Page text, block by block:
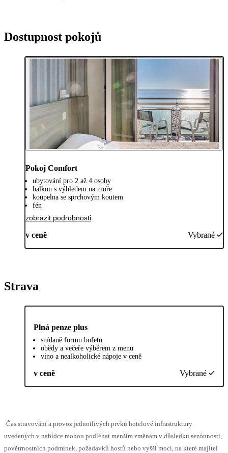
Dostupnost pokojů
Pokoj Comfort
ubytování pro 2 až 4 osoby
balkon s výhledem na moře
koupelna se sprchovým koutem
fén
zobrazit podrobnosti
v ceně Vybrané
Strava
Plná penze plus
snídaně formu bufetu
obědy a večeře výběrem z menu
víno a nealkoholické nápoje v ceně
v ceně Vybrané
Čas stravování a provoz jednotlivých prvků hotelové infrastruktury
uvedených v nabídce mohou podléhat menším změnám v důsledku sezónnosti,
povětrnostních podmínek, požadavků hostů nebo vyšší moci, na které majitel